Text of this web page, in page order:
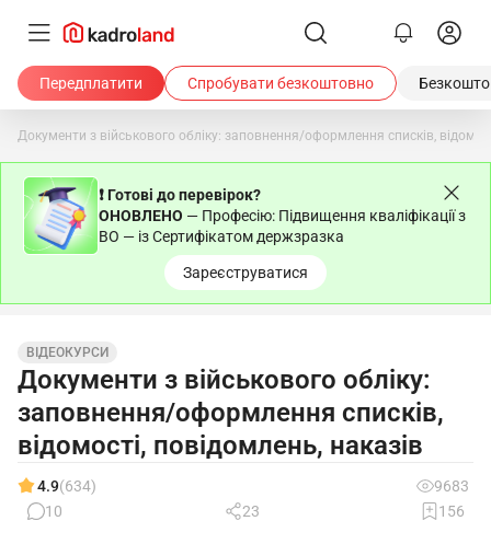
Передплатити Спробувати безкоштовно
Документи з військового обліку: заповнення/оформлення списків,
❗ Готові до перевірок?
ОНОВЛЕНО — Професію: Підвищення кваліфікації з
ВО — із Сертифікатом держзразка
Зареєструватися
ВІДЕОКУРСИ
Документи з військового обліку:
заповнення/оформлення списків,
відомості, повідомлень, наказів
4.9(634)
9683
10
23 156